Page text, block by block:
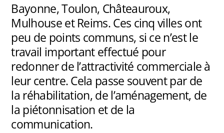
Bayonne, Toulon, Châteauroux,
Mulhouse et Reims. Ces cinq villes ont
peu de points communs, si ce n’est le
travail important effectué pour
redonner de l’attractivité commerciale à
leur centre. Cela passe souvent par de
la réhabilitation, de l’aménagement, de
la piétonnisation et de la
communication.